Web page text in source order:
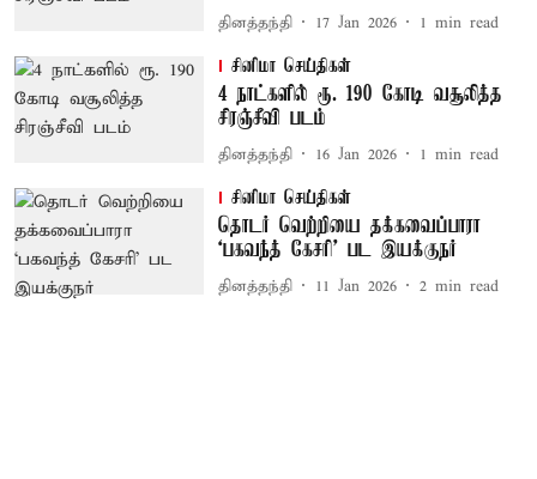
தினத்தந்தி 17 Jan 2026 1 min read
சினிமா செய்திகள்
4 நாட்களில் ரூ. 190 கோடி வசூலித்த
சிரஞ்சீவி படம்
தினத்தந்தி 16 Jan 2026 1 min read
சினிமா செய்திகள்
தொடர் வெற்றியை தக்கவைப்பாரா
‘பகவந்த் கேசரி’ பட இயக்குநர்
தினத்தந்தி 11 Jan 2026 2 min read